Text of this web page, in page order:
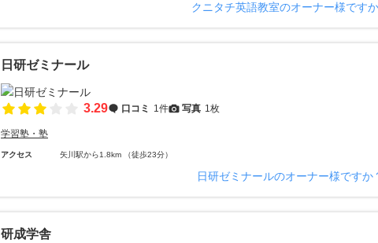
クニタチ英語教室のオーナー様です
日研ゼミナール
3.29 口コミ 1件 写真 1枚
学習塾・塾
アクセス 矢川駅から1.8km （徒歩23分）
日研ゼミナールのオーナー様ですか
研成学舎